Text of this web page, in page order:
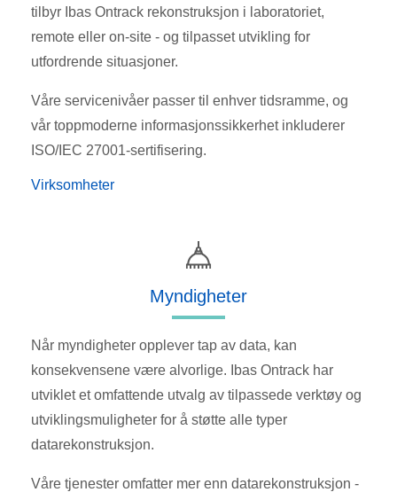
tilbyr Ibas Ontrack rekonstruksjon i laboratoriet,
remote eller on-site - og tilpasset utvikling for
utfordrende situasjoner.
Våre servicenivåer passer til enhver tidsramme, og
vår toppmoderne informasjonssikkerhet inkluderer
ISO/IEC 27001-sertifisering.
Virksomheter
Myndigheter
Når myndigheter opplever tap av data, kan
konsekvensene være alvorlige. Ibas Ontrack har
utviklet et omfattende utvalg av tilpassede verktøy og
utviklingsmuligheter for å støtte alle typer
datarekonstruksjon.
Våre tjenester omfatter mer enn datarekonstruksjon -